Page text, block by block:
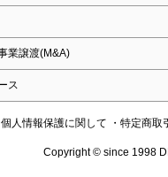
業譲渡(M&A)
ス
個人情報保護に関して ・特定商
Copyright © since 1998